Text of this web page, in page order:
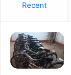
Recent